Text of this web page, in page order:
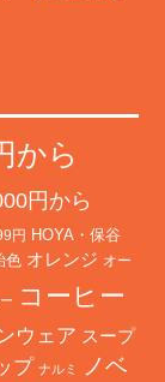
から
円から
円 HOYA・保谷
色 オレンジ オー
コーヒー
ウェア スープ
プ ナルミ
ノベ